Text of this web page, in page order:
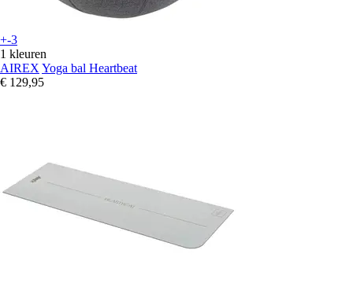
+-3
1 kleuren
AIREX Yoga bal Heartbeat
€ 129,95